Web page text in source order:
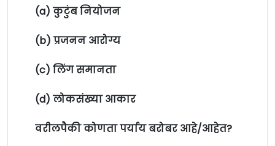
(a) कुटुंब नियोजन
(b) प्रजनन आरोग्य
(c) लिंग समानता
(d) लोकसंख्या आकार
वरीलपैकी कोणता पर्याय बरोबर आहे/आहेत?